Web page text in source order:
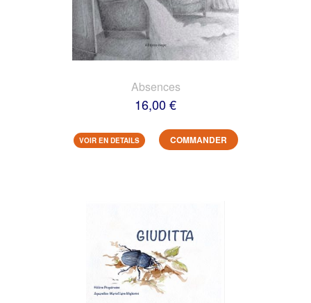
Absences
16,00 €
VOIR EN DETAILS COMMANDER